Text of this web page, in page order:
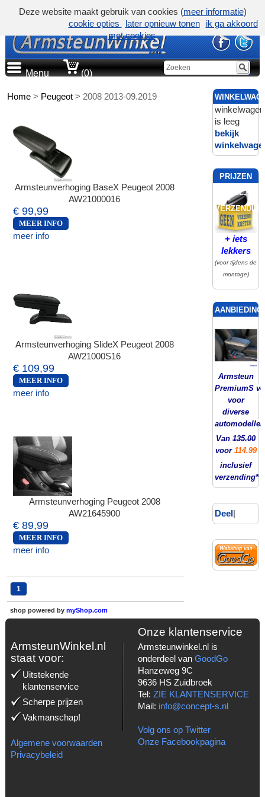
Menu (0)
Home > Peugeot > 2008 2013-09.2019
Armsteunverhoging BaseX Peugeot 2008
AW21000016
€ 99,99
MEER INFO
meer info
Armsteunverhoging SlideX Peugeot 2008
AW21000S16
€ 109,99
MEER INFO
meer info
Armsteunverhoging Peugeot 2008
AW21645900
€ 89,99
MEER INFO
meer info
1
shop powered by myShop.com
winkelwagen
is leeg
bekijk
PRIJZEN
INCL.
VERZENDING
+ iets
lekkers
(voor tijdens de
montage)
Armsteun
PremiumS
voor
diverse
automodellen
Van135.00
voor 114.99
inclusief
verzending*
Deel|
ArmsteunWinkel.nl
staat voor:
Uitstekende
klantenservice
Scherpe prijzen
Vakmanschap!
Algemene voorwaarden
Privacybeleid
Onze klantenservice
Armsteunwinkel.nl is
onderdeel van GoodGo
Hanzeweg 9C
9636 HS Zuidbroek
Tel: ZIE KLANTENSERVICE
Mail: info@concept-s.nl
Volg ons op Twitter
Onze Facebookpagina
Deze website maakt gebruik van cookies (meer informatie)
cookie opties
later opnieuw tonen
ik ga akkoord
met cookies